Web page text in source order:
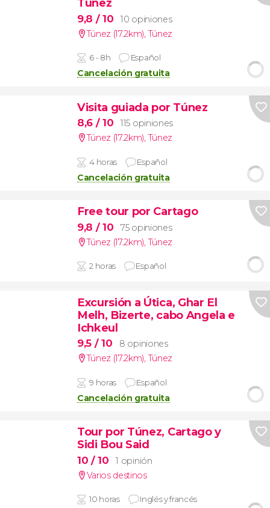
9,8 / 10
10 opiniones
Túnez (17.2km) ,Túnez
6 - 8h Español
Cancelación gratuita
Visita guiada por Túnez
8,6 / 10
115 opiniones
Túnez (17.2km),Túnez
4 horas Español
Cancelación gratuita
Free tour por Cartago
9,8 / 10
75 opiniones
Túnez (17.2km) ,Túnez
2 horas Español
Excursión a Útica, Ghar El
Melh, Bizerte, cabo Angela e
Ichkeul
9,5 / 10
8 opiniones
Túnez (17.2km),Túnez
9 horas Español
Cancelación gratuita
Tour por Túnez, Cartago y
Sidi Bou Said
10 / 10
1 opinión
Varios destinos
10 horas Inglés y francés